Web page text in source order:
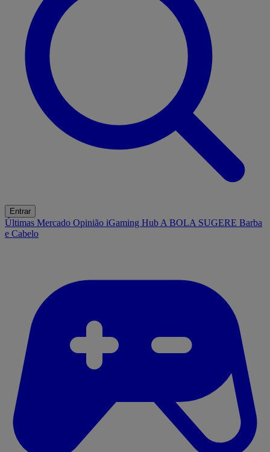
Entrar
Últimas Mercado Opinião iGaming Hub A BOLA SUGERE Barba
e Cabelo